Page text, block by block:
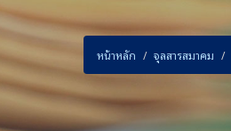
หน้าหลัก จุลสารสมาคม